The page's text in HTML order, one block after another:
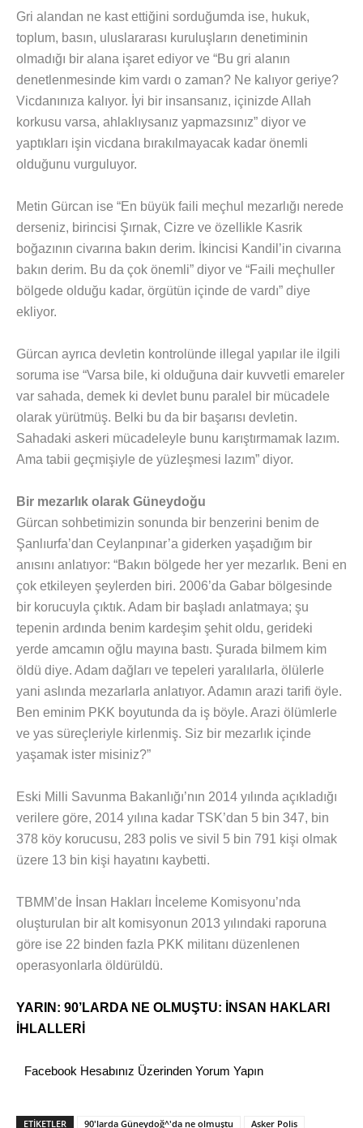
Gri alandan ne kast ettiğini sorduğumda ise, hukuk,
toplum, basın, uluslararası kuruluşların denetiminin
olmadığı bir alana işaret ediyor ve “Bu gri alanın
denetlenmesinde kim vardı o zaman? Ne kalıyor geriye?
Vicdanınıza kalıyor. İyi bir insansanız, içinizde Allah
korkusu varsa, ahlaklıysanız yapmazsınız” diyor ve
yaptıkları işin vicdana bırakılmayacak kadar önemli
olduğunu vurguluyor.
Metin Gürcan ise “En büyük faili meçhul mezarlığı nerede
derseniz, birincisi Şırnak, Cizre ve özellikle Kasrik
boğazının civarına bakın derim. İkincisi Kandil’in civarına
bakın derim. Bu da çok önemli” diyor ve “Faili meçhuller
bölgede olduğu kadar, örgütün içinde de vardı” diye
ekliyor.
Gürcan ayrıca devletin kontrolünde illegal yapılar ile ilgili
soruma ise “Varsa bile, ki olduğuna dair kuvvetli emareler
var sahada, demek ki devlet bunu paralel bir mücadele
olarak yürütmüş. Belki bu da bir başarısı devletin.
Sahadaki askeri mücadeleyle bunu karıştırmamak lazım.
Ama tabii geçmişiyle de yüzleşmesi lazım” diyor.
Bir mezarlık olarak Güneydoğu
Gürcan sohbetimizin sonunda bir benzerini benim de
Şanlıurfa’dan Ceylanpınar’a giderken yaşadığım bir
anısını anlatıyor: “Bakın bölgede her yer mezarlık. Beni en
çok etkileyen şeylerden biri. 2006’da Gabar bölgesinde
bir korucuyla çıktık. Adam bir başladı anlatmaya; şu
tepenin ardında benim kardeşim şehit oldu, gerideki
yerde amcamın oğlu mayına bastı. Şurada bilmem kim
öldü diye. Adam dağları ve tepeleri yaralılarla, ölülerle
yani aslında mezarlarla anlatıyor. Adamın arazi tarifi öyle.
Ben eminim PKK boyutunda da iş böyle. Arazi ölümlerle
ve yas süreçleriyle kirlenmiş. Siz bir mezarlık içinde
yaşamak ister misiniz?”
Eski Milli Savunma Bakanlığı’nın 2014 yılında açıkladığı
verilere göre, 2014 yılına kadar TSK’dan 5 bin 347, bin
378 köy korucusu, 283 polis ve sivil 5 bin 791 kişi olmak
üzere 13 bin kişi hayatını kaybetti.
TBMM’de İnsan Hakları İnceleme Komisyonu’nda
oluşturulan bir alt komisyonun 2013 yılındaki raporuna
göre ise 22 binden fazla PKK militanı düzenlenen
operasyonlarla öldürüldü.
YARIN: 90’LARDA NE OLMUŞTU: İNSAN HAKLARI
İHLALLERİ
Facebook Hesabınız Üzerinden Yorum Yapın
ETİKETLER 90'larda Güneydoğ^'da ne olmuştu Asker Polis